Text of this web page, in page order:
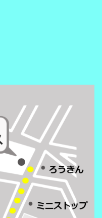
ジェンス フォーカス」で
ける会話学習を利用した
重要なのは、この機能